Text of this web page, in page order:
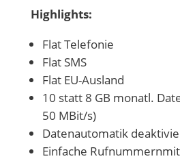
Highlights:
Flat Telefonie
Flat SMS
Flat EU-Ausland
10 statt 8 GB monatl.
50 MBit/s)
Datenautomatik
Einfache